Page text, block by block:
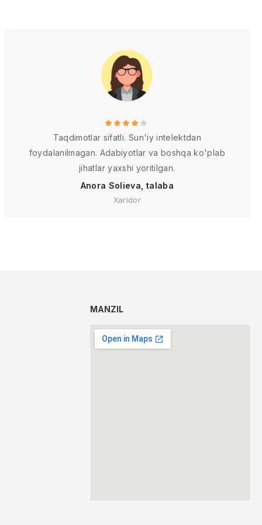
Taqdimotlar sifatli. Sun'iy intelektdan
foydalanilmagan. Adabiyotlar va boshqa ko'plab
jihatlar yaxshi yoritilgan.
Anora Solieva, talaba
Xaridor
MANZIL